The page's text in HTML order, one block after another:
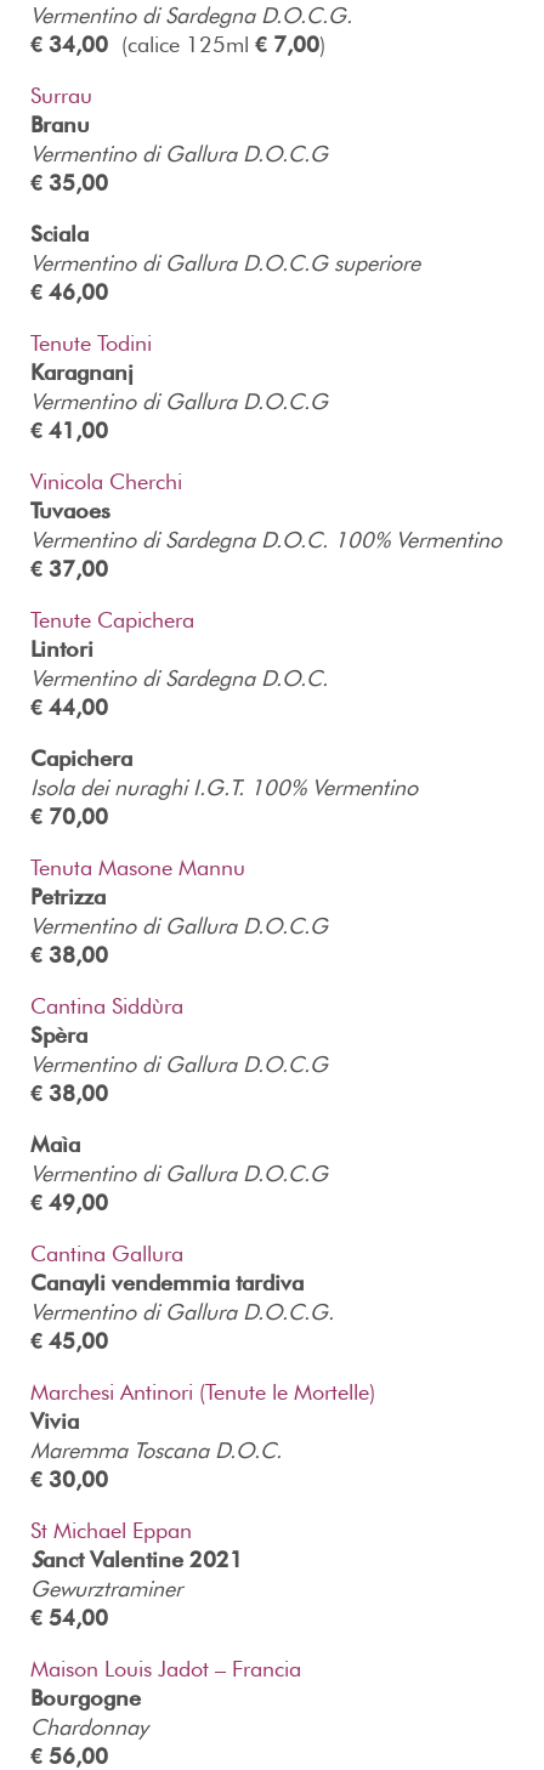
Vermentino di Sardegna D.O.C.G.
€ 34,00 (calice 125ml € 7,00)
Surrau
Branu
Vermentino di Gallura D.O.C.G
€ 35,00
Sciala
Vermentino di Gallura D.O.C.G superiore
€ 46,00
Tenute Todini
Karagnanj
Vermentino di Gallura D.O.C.G
€ 41,00
Vinicola Cherchi
Tuvaoes
Vermentino di Sardegna D.O.C. 100% Vermentino
€ 37,00
Tenute Capichera
Lintori
Vermentino di Sardegna D.O.C.
€ 44,00
Capichera
Isola dei nuraghi I.G.T. 100% Vermentino
€ 70,00
Tenuta Masone Mannu
Petrizza
Vermentino di Gallura D.O.C.G
€ 38,00
Cantina Siddùra
Spèra
Vermentino di Gallura D.O.C.G
€ 38,00
Maìa
Vermentino di Gallura D.O.C.G
€ 49,00
Cantina Gallura
Canayli vendemmia tardiva
Vermentino di Gallura D.O.C.G.
€ 45,00
Marchesi Antinori (Tenute le Mortelle)
Vivia
Maremma Toscana D.O.C.
€ 30,00
St Michael Eppan
Sanct Valentine 2021
Gewurztraminer
€ 54,00
Maison Louis Jadot – Francia
Bourgogne
Chardonnay
€ 56,00